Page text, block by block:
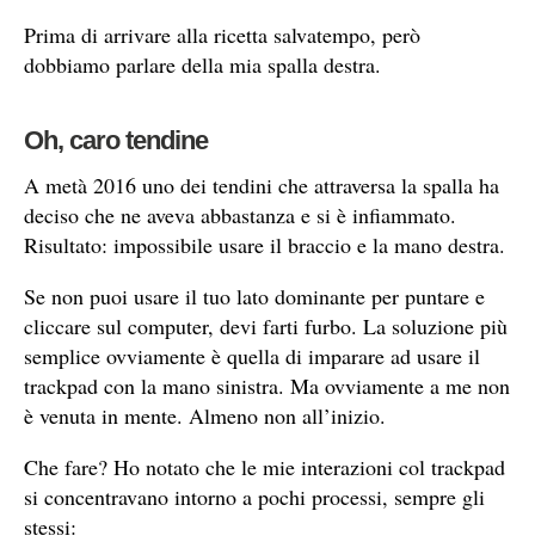
Prima di arrivare alla ricetta salvatempo, però
dobbiamo parlare della mia spalla destra.
Oh, caro tendine
A metà 2016 uno dei tendini che attraversa la spalla ha
deciso che ne aveva abbastanza e si è infiammato.
Risultato: impossibile usare il braccio e la mano destra.
Se non puoi usare il tuo lato dominante per puntare e
cliccare sul computer, devi farti furbo. La soluzione più
semplice ovviamente è quella di imparare ad usare il
trackpad con la mano sinistra. Ma ovviamente a me non
è venuta in mente. Almeno non all’inizio.
Che fare? Ho notato che le mie interazioni col trackpad
si concentravano intorno a pochi processi, sempre gli
stessi: